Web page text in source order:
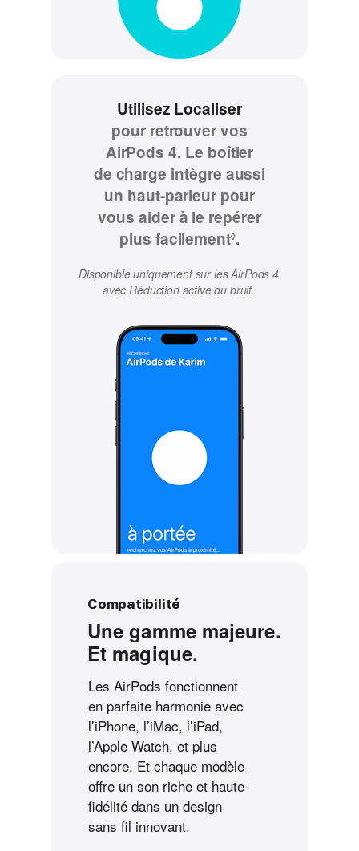
Utilisez Localiser
pour retrouver vos
AirPods 4. Le boîtier
de charge intègre aussi
un haut-parleur pour
vous aider à le repérer
plus facilement◊Renvoi
mentions
.
Disponible uniquement sur les AirPods 4
avec Réduction active du bruit.
Compatibilité
Une gamme majeure.
Et magique.
Les AirPods fonctionnent
en parfaite harmonie avec
l’iPhone, l’iMac, l’iPad,
l’Apple Watch, et plus
encore. Et chaque modèle
offre un son riche et haute-
fidélité dans un design
sans fil innovant.